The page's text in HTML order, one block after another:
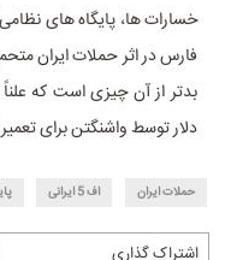
خسارات ها، پایگاه‌ های
فارس در اثر حملات ایران
بدتر از آن چیزی است که
دلار توسط واشنگتن برای
حملات ایران اف 5 ایرانی
اشتراک گذاری